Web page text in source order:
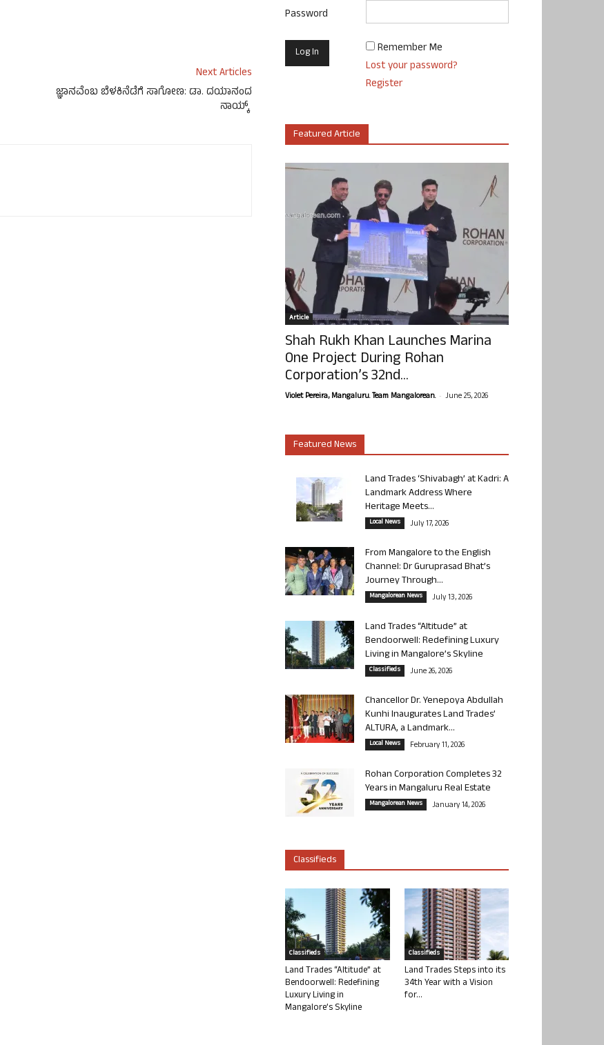
Next Articles
ಜ್ಞಾನವೆಂಬ ಬೆಳಕಿನೆಡೆಗೆ ಸಾಗೋಣ: ಡಾ. ದಯಾನಂದ
ನಾಯ್ಕ್
Password
Remember Me
Lost your password?
Register
Featured Article
Article
Shah Rukh Khan Launches Marina
One Project During Rohan
Corporation’s 32nd...
Violet Pereira, Mangaluru. Team Mangalorean. - June 25, 2026
Featured News
Land Trades ‘Shivabagh’ at Kadri: A
Landmark Address Where
Heritage Meets...
Local News July 17, 2026
From Mangalore to the English
Channel: Dr Guruprasad Bhat’s
Journey Through...
Mangalorean News July 13, 2026
Land Trades “Altitude” at
Bendoorwell: Redefining Luxury
Living in Mangalore’s Skyline
Classifieds June 26, 2026
Chancellor Dr. Yenepoya Abdullah
Kunhi Inaugurates Land Trades’
ALTURA, a Landmark...
Local News February 11, 2026
Rohan Corporation Completes 32
Years in Mangaluru Real Estate
Mangalorean News January 14, 2026
Classifieds
Classifieds
Land Trades “Altitude” at
Bendoorwell: Redefining
Luxury Living in
Mangalore’s Skyline
Classifieds
Land Trades Steps into its
34th Year with a Vision
for...